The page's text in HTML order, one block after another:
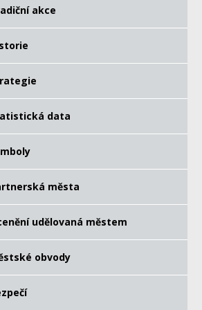
akce
data
města
udělovaná městem
obvody